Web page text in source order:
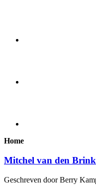
Home
Mitchel van den Brink
Geschreven door Berry